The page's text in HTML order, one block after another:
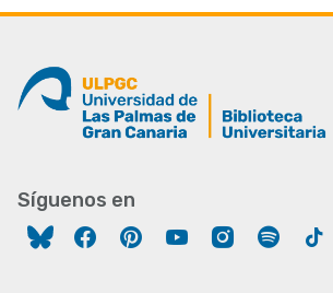
Síguenos en
FacebookPinterestYouTubeInstagram
Spotify